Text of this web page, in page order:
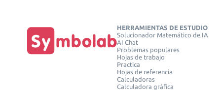
HERRAMIENTAS DE ESTUDIO
Solucionador Matemático de IA
AI Chat
Problemas populares
Hojas de trabajo
Practica
Hojas de referencia
Calculadoras
Calculadora gráfica